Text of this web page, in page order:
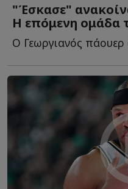
"Έσκασε"
Η επόμενη ομάδα